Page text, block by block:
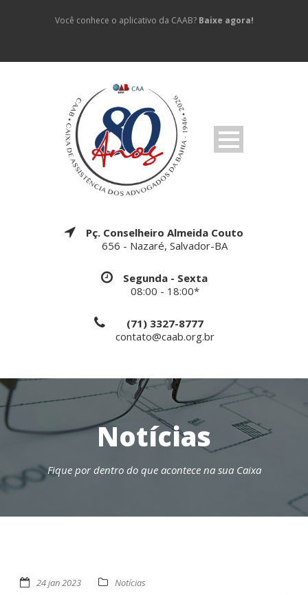
Você conhece o aplicativo da CAAB? Baixe agora!
Pç. Conselheiro Almeida Couto
656 - Nazaré, Salvador-BA
Segunda - Sexta
08:00 - 18:00*
(71) 3327-8777
contato@caab.org.br
Notícias
Fique por dentro do que acontece na sua Caixa
24 jan 2023 Notícias